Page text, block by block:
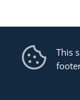
This